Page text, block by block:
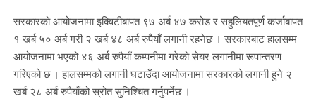
सरकारको आयोजनामा इक्विटीबापत ९७ अर्ब ४७ करोड र सहुलियतपूर्ण कर्जाबापत
१ खर्ब ५० अर्ब गरी २ खर्ब ४८ अर्ब रुपैयाँ लगानी रहनेछ । सरकारबाट हालसम्म
आयोजनामा भएको ४६ अर्ब रुपैयाँ कम्पनीमा गरेको सेयर लगानीमा रूपान्तरण
गरिएको छ । हालसम्मको लगानी घटाउँदा आयोजनामा सरकारको लगानी हुने २
खर्ब २८ अर्ब रुपैयाँको स्रोत सुनिश्चित गर्नुपर्नेछ ।